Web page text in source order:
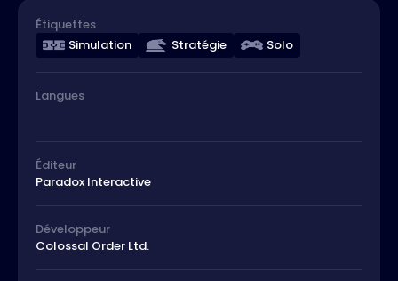
Étiquettes
Simulation
Stratégie Solo
Langues
Éditeur
Paradox Interactive
Développeur
Colossal Order Ltd.